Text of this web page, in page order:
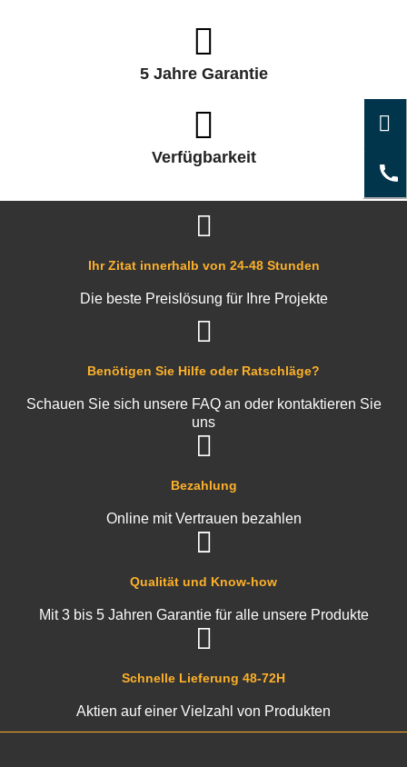
5 Jahre Garantie
Verfügbarkeit
Schnelle Lieferung 48-72H
Aktien auf einer Vielzahl von Produkten
Qualität und Know-how
Mit 3 bis 5 Jahren Garantie für alle unsere Produkte
Bezahlung
Online mit Vertrauen bezahlen
Benötigen Sie Hilfe oder Ratschläge?
Schauen Sie sich unsere FAQ an oder kontaktieren Sie
uns
Ihr Zitat innerhalb von 24-48 Stunden
Die beste Preislösung für Ihre Projekte